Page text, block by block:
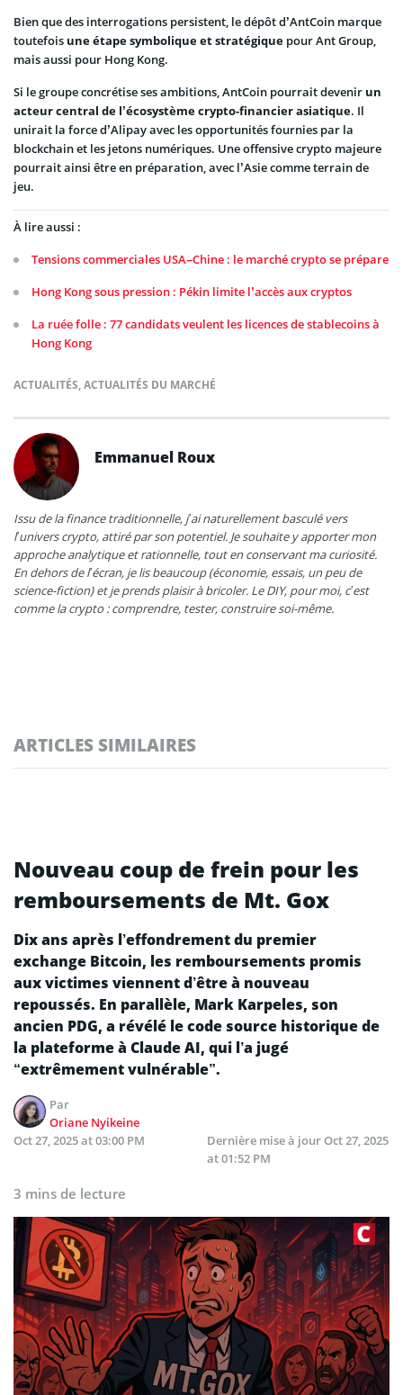
Bien que des interrogations persistent, le dépôt d’AntCoin marque
toutefois une étape symbolique et stratégique pour Ant Group,
mais aussi pour Hong Kong.
Si le groupe concrétise ses ambitions, AntCoin pourrait devenir un
acteur central de l’écosystème crypto-financier asiatique. Il
unirait la force d’Alipay avec les opportunités fournies par la
blockchain et les jetons numériques. Une offensive crypto majeure
pourrait ainsi être en préparation, avec l’Asie comme terrain de
jeu.
À lire aussi :
Tensions commerciales USA–Chine : le marché crypto se prépare
Hong Kong sous pression : Pékin limite l’accès aux cryptos
La ruée folle : 77 candidats veulent les licences de stablecoins à
Hong Kong
ACTUALITÉS,ACTUALITÉS DU MARCHÉ
Emmanuel Roux
Issu de la finance traditionnelle, j’ai naturellement basculé vers
l’univers crypto, attiré par son potentiel. Je souhaite y apporter mon
approche analytique et rationnelle, tout en conservant ma curiosité.
En dehors de l’écran, je lis beaucoup (économie, essais, un peu de
science-fiction) et je prends plaisir à bricoler. Le DIY, pour moi, c’est
comme la crypto : comprendre, tester, construire soi-même.
ARTICLES SIMILAIRES
Nouveau coup de frein pour les
remboursements de Mt. Gox
Dix ans après l’effondrement du premier
exchange Bitcoin, les remboursements promis
aux victimes viennent d’être à nouveau
repoussés. En parallèle, Mark Karpeles, son
ancien PDG, a révélé le code source historique de
la plateforme à Claude AI, qui l’a jugé
“extrêmement vulnérable”.
Par
Oriane Nyikeine
Oct 27, 2025 at 03:00 PM
Dernière mise à jourOct 27, 2025
at 01:52 PM
3 mins de lecture